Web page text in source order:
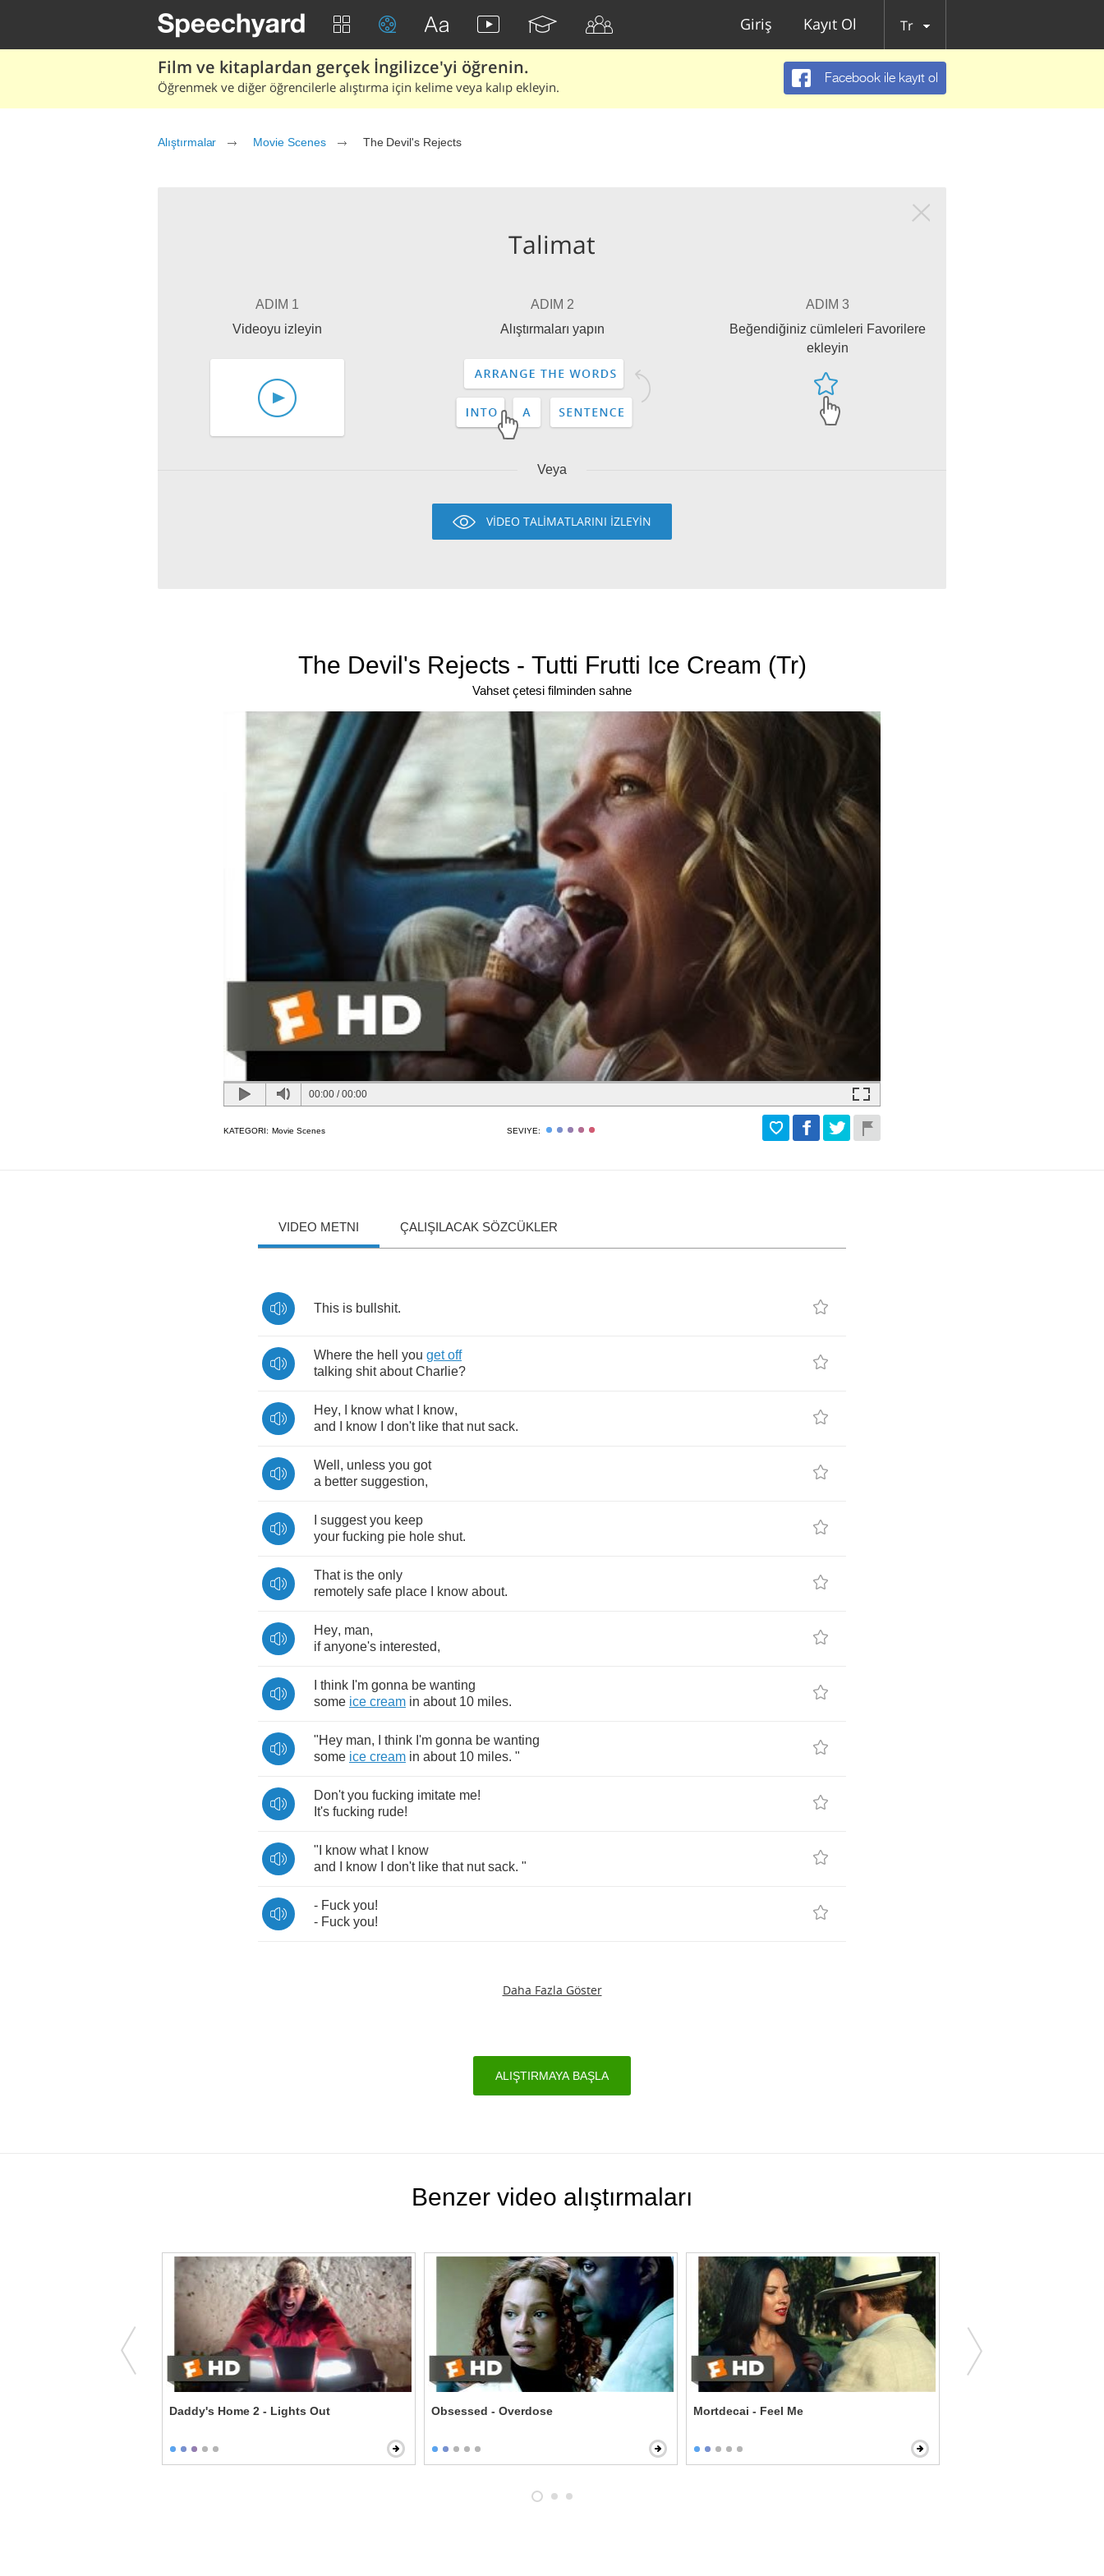
Giriş Kayıt Ol Tr
Film ve kitaplardan gerçek İngilizce'yi öğrenin.
Öğrenmek ve diğer öğrencilerle alıştırma için kelime veya kalıp ekleyin.
Facebook ile kayıt ol
Alıştırmalar Movie Scenes The Devil's Rejects
Talimat
ADIM 1
Videoyu izleyin
ADIM 2
Alıştırmaları yapın
ADIM 3
Beğendiğiniz cümleleri Favorilere
ekleyin
Veya
VİDEO TALİMATLARINI İZLEYİN
The Devil's Rejects - Tutti Frutti Ice Cream (Tr)
Vahset çetesi filminden sahne
00:00 /00:00
KATEGORI: Movie Scenes SEVIYE:
VIDEO METNI ÇALIŞILACAK SÖZCÜKLER
This is bullshit.
Where the hell you get off
talking shit about Charlie?
Hey, know what know,
and
know don't like that nut sack.
Well , unless you got
a better suggestion,
suggest you keep
your fucking pie hole shut.
That is the only
remotely safe place know about.
Hey, man,
if anyone's interested,
think I'm gonna be wanting
some ice cream in about10 miles.
"Hey man, think I'm gonna be wanting
some ice cream in about10 miles. "
Don't you fucking imitate me!
It's fucking rude!
" know what
know
and
know don't like that nut sack. "
- Fuck you!
- Fuck you!
Daha Fazla Göster
ALIŞTIRMAYA BAŞLA
Benzer video alıştırmaları
Daddy's Home 2 - Lights Out Obsessed - Overdose Mortdecai - Feel Me